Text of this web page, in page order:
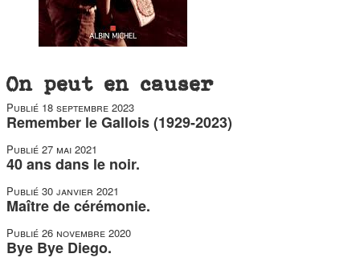
On peut en causer
Publié 18 septembre 2023
Remember le Gallois (1929-2023)
Publié 27 mai 2021
40 ans dans le noir.
Publié 30 janvier 2021
Maître de cérémonie.
Publié 26 novembre 2020
Bye Bye Diego.